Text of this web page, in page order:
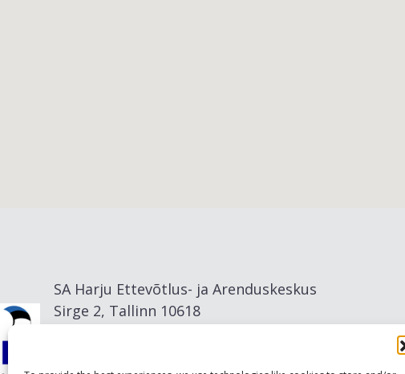
SA Harju Ettevõtlus- ja Arenduskeskus
Sirge 2, Tallinn 10618